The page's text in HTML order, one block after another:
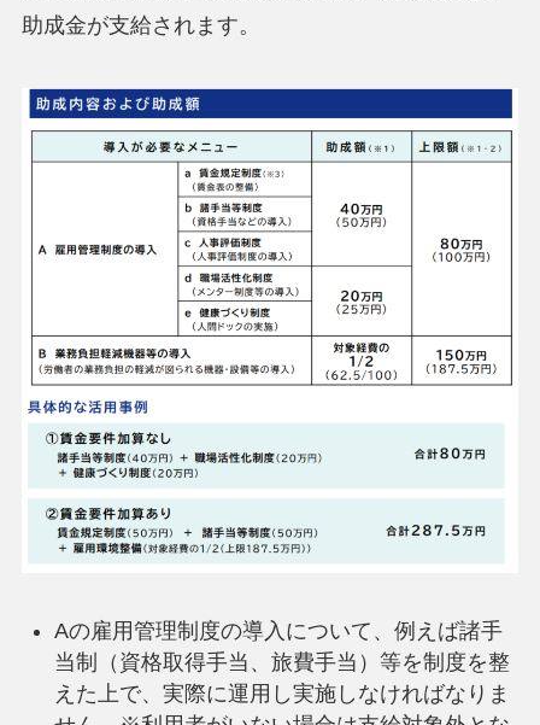
助成金が支給されます。
Aの雇用管理制度の導入について、例えば諸手
当制（資格取得手当、旅費手当）等を制度を整
えた上で、実際に運用し実施しなければなりま